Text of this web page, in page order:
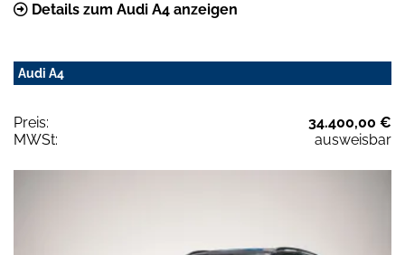
Details zum Audi A4 anzeigen
Audi A4
Preis:
34.400,00 €
MWSt:
ausweisbar